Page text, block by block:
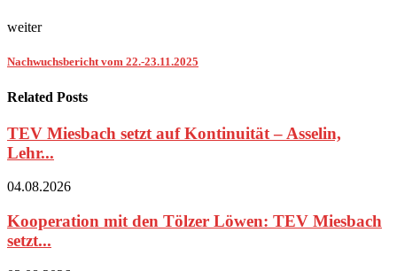
weiter
Nachwuchsbericht vom 22.-23.11.2025
Related Posts
TEV Miesbach setzt auf Kontinuität – Asselin,
Lehr...
04.08.2026
Kooperation mit den Tölzer Löwen: TEV Miesbach
setzt...